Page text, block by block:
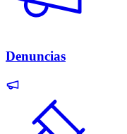
Denuncias